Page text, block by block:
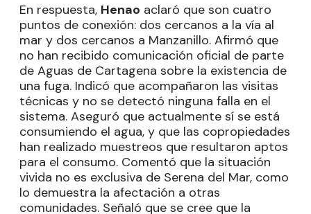
En respuesta, Henao aclaró que son cuatro
puntos de conexión: dos cercanos a la vía al
mar y dos cercanos a Manzanillo. Afirmó que
no han recibido comunicación oficial de parte
de Aguas de Cartagena sobre la existencia de
una fuga. Indicó que acompañaron las visitas
técnicas y no se detectó ninguna falla en el
sistema. Aseguró que actualmente sí se está
consumiendo el agua, y que las copropiedades
han realizado muestreos que resultaron aptos
para el consumo. Comentó que la situación
vivida no es exclusiva de Serena del Mar, como
lo demuestra la afectación a otras
comunidades. Señaló que se cree que la